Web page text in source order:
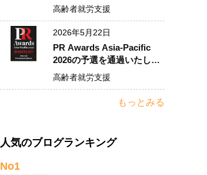
高齢者就労支援
2026年5月22日
PR Awards Asia-Pacific
2026の予選を通過いたしま
した！
高齢者就労支援
もっとみる
人気のブログランキング
No1